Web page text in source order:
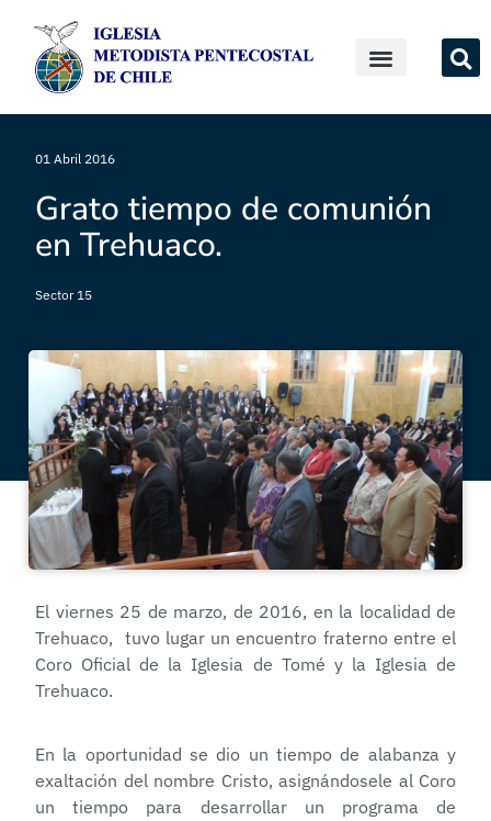
01 Abril 2016
Grato tiempo de comunión
en Trehuaco.
Sector 15
El viernes 25 de marzo, de 2016, en la localidad de
Trehuaco, tuvo lugar un encuentro fraterno entre el
Coro Oficial de la Iglesia de Tomé y la Iglesia de
Trehuaco.
En la oportunidad se dio un tiempo de alabanza y
exaltación del nombre Cristo, asignándosele al Coro
un tiempo para desarrollar un programa de